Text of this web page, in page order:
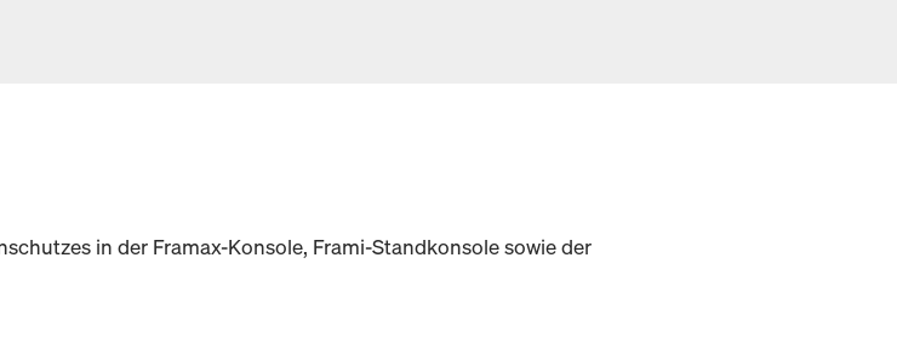
in der Framax-Konsole, Frami-Standkonsole sowie der